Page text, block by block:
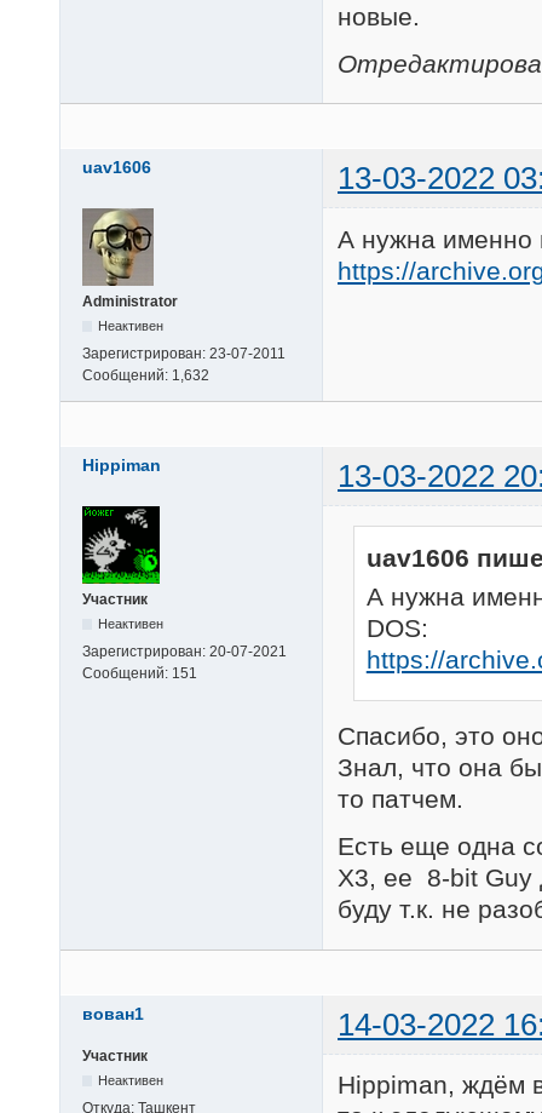
новые.
uav1606 13-03-2022
Administrator
Неактивен
Зарегистрирован: 23-07-2011
Сообщений: 1,632
А нужна именно
https://
Hippiman 13-03-2022
Участник
Неактивен
Зарегистрирован: 20-07-2021
Сообщений: 151
uav1606
А нужна
DOS:
https://
Спасибо, это
Знал, что она
то патчем.
Есть еще одна
X3, ее 8-bit Guy
буду т.к. не
вован1 14-03-2022
Участник
Неактивен
Откуда: Ташкент
Hippiman, ждём